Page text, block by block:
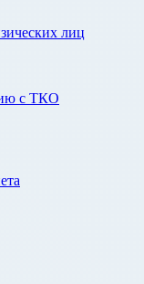
лиц
с ТКО